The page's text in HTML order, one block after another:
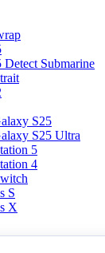
Submarine
S25
S25 Ultra
5
4
S
X